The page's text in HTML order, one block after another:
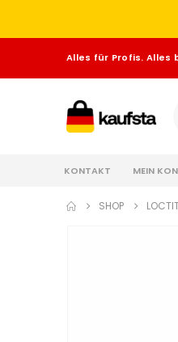
Alles für Profis. Alles
KONTAKT MEIN
SHOP